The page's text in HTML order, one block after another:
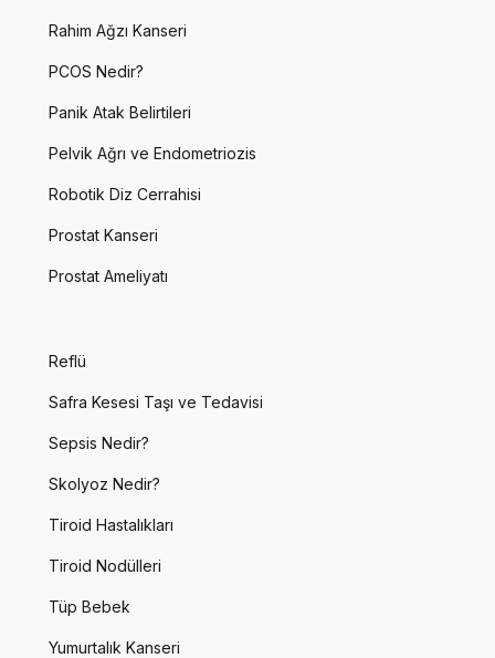
Rahim Ağzı Kanseri
PCOS Nedir?
Panik Atak Belirtileri
Pelvik Ağrı ve Endometriozis
Robotik Diz Cerrahisi
Prostat Kanseri
Prostat Ameliyatı
Reflü
Safra Kesesi Taşı ve Tedavisi
Sepsis Nedir?
Skolyoz Nedir?
Tiroid Hastalıkları
Tiroid Nodülleri
Tüp Bebek
Yumurtalık Kanseri